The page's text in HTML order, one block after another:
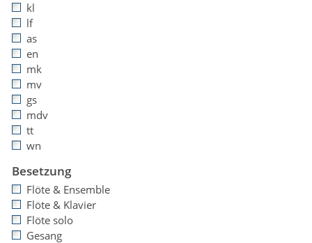
kl
lf
as
en
mk
mv
gs
mdv
tt
wn
Besetzung
Flöte & Ensemble
Flöte & Klavier
Flöte solo
Gesang